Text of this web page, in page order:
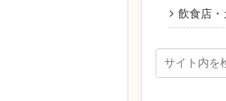
飲食店・